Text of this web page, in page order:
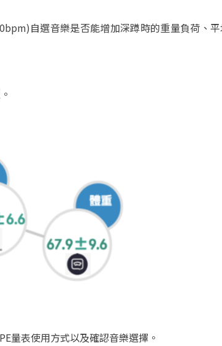
自選音樂是否能增加深蹲時的重量負荷、
量表使用方式以及確認音樂選擇。